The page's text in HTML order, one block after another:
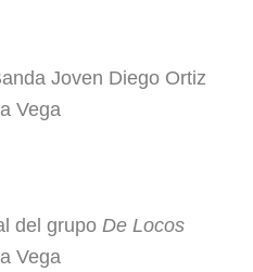
Joven Diego Ortiz
Vega
del grupoDe Locos
Vega